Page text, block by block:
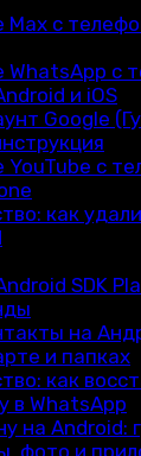
с
WhatsApp с
и iOS
Google
с
как
SDK
на
и папках
как
в WhatsApp
на Android:
фото и